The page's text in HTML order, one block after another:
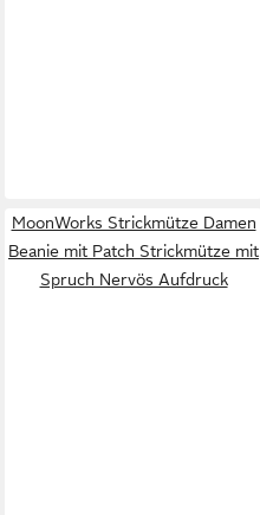
MoonWorks Strickmütze Damen
Beanie mit Patch Strickmütze mit
Spruch Nervös Aufdruck